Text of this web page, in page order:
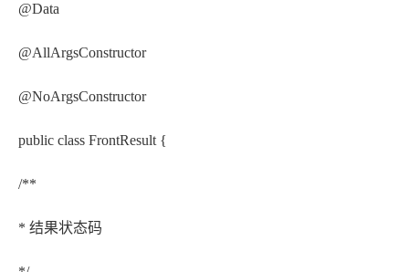
@Data
@AllArgsConstructor
@NoArgsConstructor
public class FrontResult {
/**
* 结果状态码